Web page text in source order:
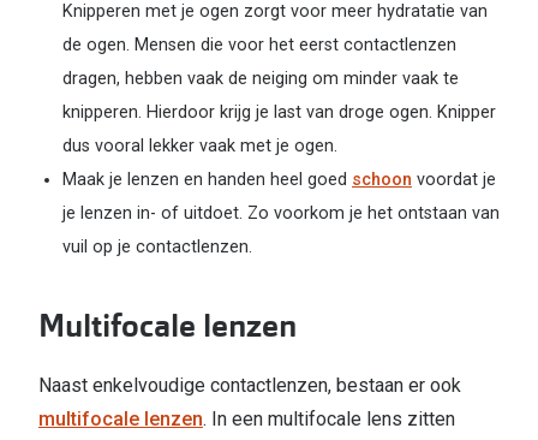
Knipperen met je ogen zorgt voor meer hydratatie van
de ogen. Mensen die voor het eerst contactlenzen
dragen, hebben vaak de neiging om minder vaak te
knipperen. Hierdoor krijg je last van droge ogen. Knipper
dus vooral lekker vaak met je ogen.
Maak je lenzen en handen heel goed schoon voordat je
je lenzen in- of uitdoet. Zo voorkom je het ontstaan van
vuil op je contactlenzen.
Multifocale lenzen
Naast enkelvoudige contactlenzen, bestaan er ook
multifocale lenzen. In een multifocale lens zitten